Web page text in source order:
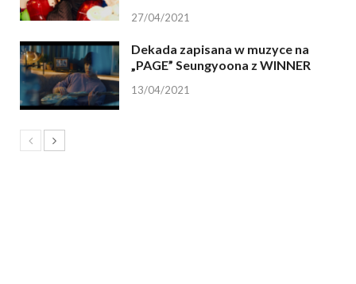
27/04/2021
Dekada zapisana w muzyce na
„PAGE” Seungyoona z WINNER
13/04/2021